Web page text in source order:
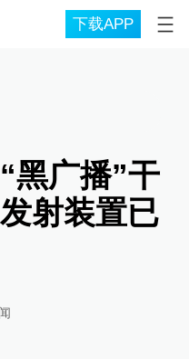
下载APP
黑广播”干
射装置已